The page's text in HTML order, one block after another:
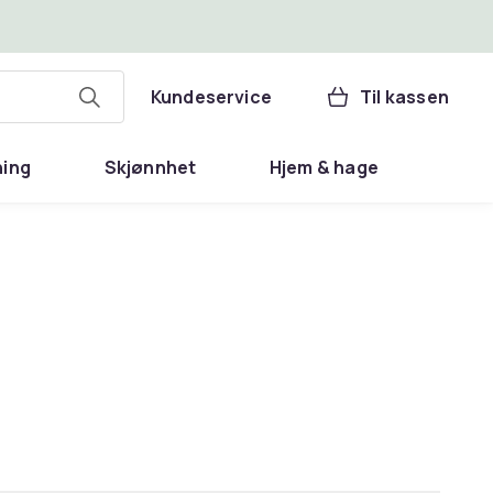
Kundeservice Til kassen
Skjønnhet Hjem & hage